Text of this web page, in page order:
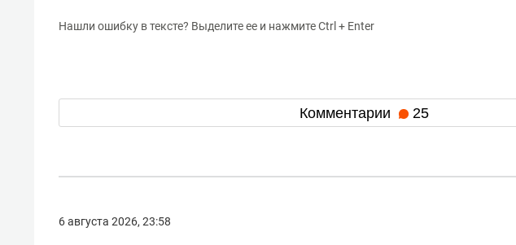
Нашли ошибку в тексте? Выделите ее и нажмите Ctrl + Enter
Комментарии 25
6 августа 2026, 23:58